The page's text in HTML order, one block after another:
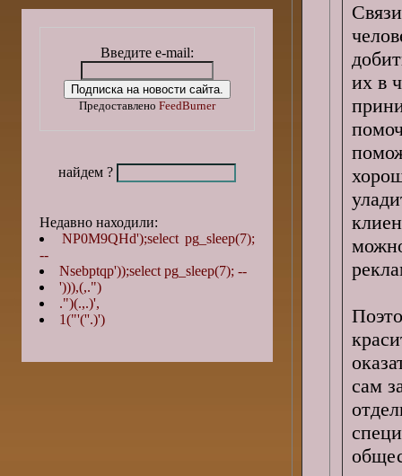
их в
сам
Введите e-mail:
Предоставлено FeedBurner
найдем ?
Недавно находили:
NP0M9QHd');select pg_sleep(7);
--
Nsebptqp'));select pg_sleep(7); --
'))),(,.")
.")(.,.)',
1("'(''.)')